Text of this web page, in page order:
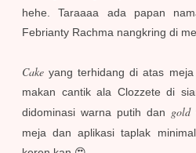
hehe. Taraaaa ada papan
Febrianty Rachma nangkring di
Cakeyang terhidang di atas
makan cantik ala Clozzete di
didominasi warna putih dan gold
meja dan aplikasi taplak